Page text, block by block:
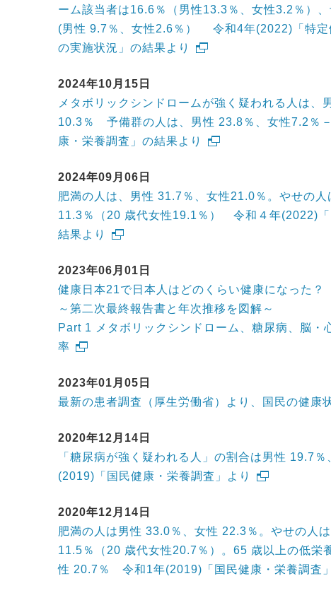
ーム該当者は16.6％（男性13.3％、女性3.2％）
(男性 9.7％、女性2.6％） 令和4年(2022)「特定
の実施状況」の結果より
2024年10月15日
メタボリックシンドロームが強く疑われる人は、
10.3％ 予備群の人は、男性 23.8％、女性7.2％
康・栄養調査」の結果より
2024年09月06日
肥満の人は、男性 31.7％、女性21.0％。やせの
11.3％（20 歳代女性19.1％） 令和４年(2022)「
結果より
2023年06月01日
健康日本21で日本人はどのくらい健康になった？
～第二次最終報告書と年次推移を図解～
Part 1 メタボリックシンドローム、糖尿病、脳・
率
2023年01月05日
最新の患者調査（厚生労働省）より、国民の健康
2020年12月14日
「糖尿病が強く疑われる人」の割合は男性 19.7
(2019)「国民健康・栄養調査」より
2020年12月14日
肥満の人は男性 33.0％、女性 22.3％。やせの人
11.5％（20 歳代女性20.7％）。65 歳以上の低栄
性 20.7％ 令和1年(2019)「国民健康・栄養調査